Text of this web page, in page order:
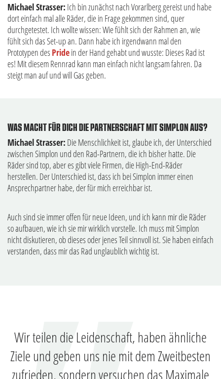
Michael Strasser: Ich bin zunächst nach Vorarlberg gereist und habe
dort einfach mal alle Räder, die in Frage gekommen sind, quer
durchgetestet. Ich wollte wissen: Wie fühlt sich der Rahmen an, wie
fühlt sich das Set-up an. Dann habe ich irgendwann mal den
Prototypen des Pridein der Hand gehabt und wusste: Dieses Rad ist
es! Mit diesem Rennrad kann man einfach nicht langsam fahren. Da
steigt man auf und will Gas geben.
WAS MACHT FÜR DICH DIE PARTNERSCHAFT MIT SIMPLON AUS?
Michael Strasser: Die Menschlichkeit ist, glaube ich, der Unterschied
zwischen Simplon und den Rad-Partnern, die ich bisher hatte. Die
Räder sind top, aber es gibt viele Firmen, die High-End-Räder
herstellen. Der Unterschied ist, dass ich bei Simplon immer einen
Ansprechpartner habe, der für mich erreichbar ist.
Auch sind sie immer offen für neue Ideen, und ich kann mir die Räder
so aufbauen, wie ich sie mir wirklich vorstelle. Ich muss mit Simplon
nicht diskutieren, ob dieses oder jenes Teil sinnvoll ist. Sie haben einfach
verstanden, dass mir das Rad unglaublich wichtig ist.
Wir teilen die Leidenschaft, haben ähnliche
Ziele und geben uns nie mit dem Zweitbesten
zufrieden, sondern versuchen das Maximale